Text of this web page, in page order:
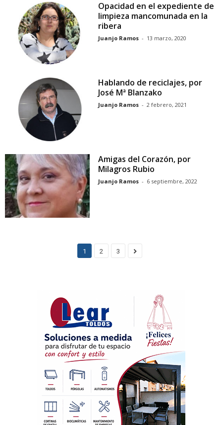
Opacidad en el expediente de
limpieza mancomunada en la
ribera
Juanjo Ramos - 13 marzo, 2020
Hablando de reciclajes, por
José Mª Blanzako
Juanjo Ramos - 2 febrero, 2021
Amigas del Corazón, por
Milagros Rubio
Juanjo Ramos - 6 septiembre, 2022
1 2 3